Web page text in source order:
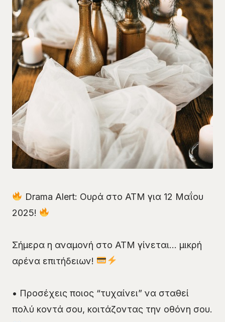
Drama Alert: Ουρά στο ATM για 12 Μαΐου
2025!
Σήμερα η αναμονή στο ATM γίνεται… μικρή
αρένα επιτήδειων!
• Προσέχεις ποιος “τυχαίνει” να σταθεί
πολύ κοντά σου, κοιτάζοντας την οθόνη σου.